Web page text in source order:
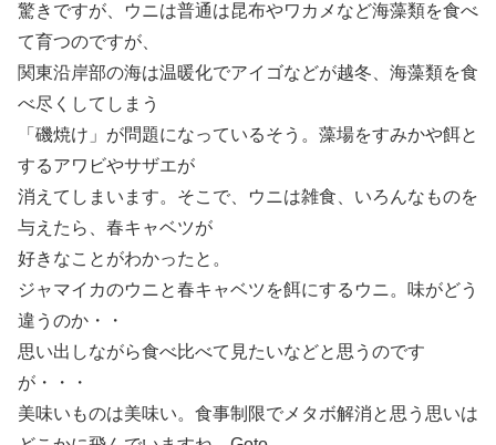
驚きですが、ウニは普通は昆布やワカメなど海藻類を食べ
て育つのですが、
関東沿岸部の海は温暖化でアイゴなどが越冬、海藻類を食
べ尽くしてしまう
「磯焼け」が問題になっているそう。藻場をすみかや餌と
するアワビやサザエが
消えてしまいます。そこで、ウニは雑食、いろんなものを
与えたら、春キャベツが
好きなことがわかったと。
ジャマイカのウニと春キャベツを餌にするウニ。味がどう
違うのか・・
思い出しながら食べ比べて見たいなどと思うのです
が・・・
美味いものは美味い。食事制限でメタボ解消と思う思いは